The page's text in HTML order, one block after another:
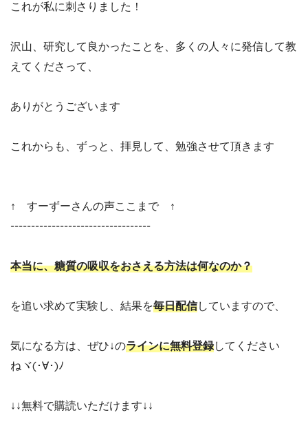
これが私に刺さりました！
沢山、研究して良かったことを、多くの人々に発信して教
えてくださって、
ありがとうございます
これからも、ずっと、拝見して、勉強させて頂きます
↑ すーずーさんの声ここまで ↑
----------------------------------
本当に、糖質の吸収をおさえる方法は何なのか？
を追い求めて実験し、結果を毎日配信していますので、
気になる方は、ぜひ↓のラインに無料登録してください
ねヾ(･∀･)ﾉ
↓↓無料で購読いただけます↓↓